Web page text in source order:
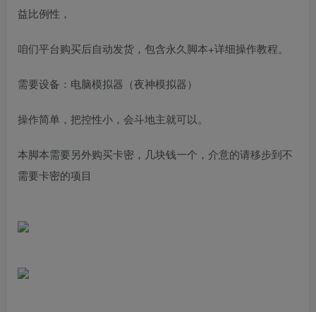
益比例性，
咱们平台购买后自动发货，包含永久脚本+详细操作教程。
需要设备：电脑模拟器（夜神模拟器）
操作简单，把控性小，会斗地主就可以。
本脚本需要另外购买卡密，几块钱一个，介意的请移步到不
需要卡密的项目